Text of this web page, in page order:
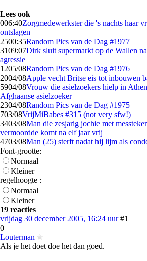
Lees ook
006:40Zorgmedewerkster die 's nachts haar
ontslagen
2500:35Random Pics van de Dag #1977
3109:07Dirk sluit supermarkt op de Wallen
agressie
1205/08Random Pics van de Dag #1976
2004/08Apple vecht Britse eis tot inbouwen
5904/08Vrouw die asielzoekers hielp in
Afghaanse asielzoeker
2304/08Random Pics van de Dag #1975
703/08VrijMiBabes #315 (not very sfw!)
3403/08Man die zesjarig jochie met
vermoordde komt na elf jaar vrij
4703/08Man (25) sterft nadat hij lijm als
Font-grootte:
Normaal
Kleiner
regelhoogte :
Normaal
Kleiner
19 reacties
vrijdag 30 december 2005, 16:24 uur #1
0
Louterman
Als je het doet doe het dan goed.